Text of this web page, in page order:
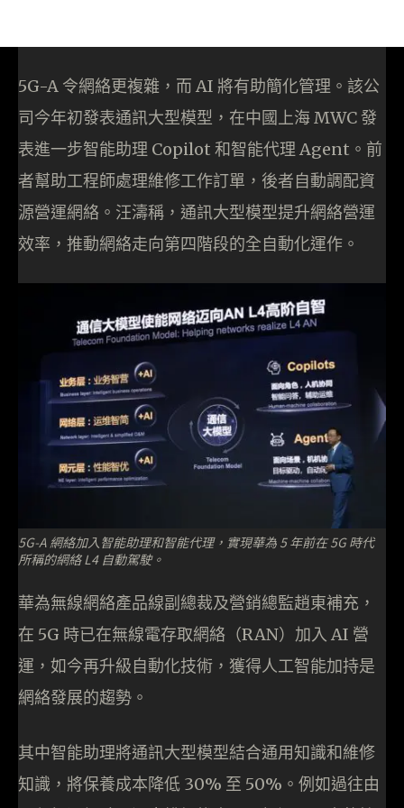
5G-A 令網絡更複雜，而 AI 將有助簡化管理。該公
司今年初發表通訊大型模型，在中國上海 MWC 發
表進一步智能助理 Copilot 和智能代理 Agent。前
者幫助工程師處理維修工作訂單，後者自動調配資
源營運網絡。汪濤稱，通訊大型模型提升網絡營運
效率，推動網絡走向第四階段的全自動化運作。
5G-A 網絡加入智能助理和智能代理，實現華為 5 年前在 5G 時代
所稱的網絡 L4 自動駕駛。
華為無線網絡產品線副總裁及營銷總監趙東補充，
在 5G 時已在無線電存取網絡（RAN）加入 AI 營
運，如今再升級自動化技術，獲得人工智能加持是
網絡發展的趨勢。
其中智能助理將通訊大型模型結合通用知識和維修
知識，將保養成本降低 30% 至 50%。例如過往由